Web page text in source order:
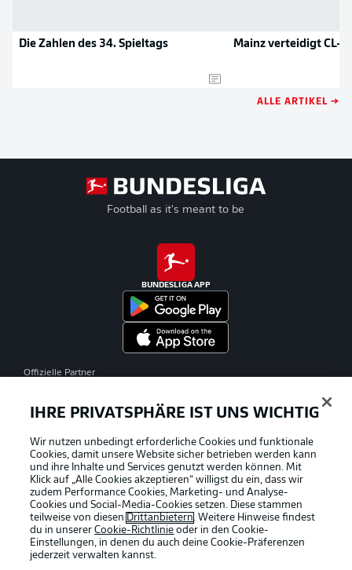
Die Zahlen des 34. Spieltags Mainz verteidigt CL-
ALLE ARTIKEL →
Football as it's meant to be
BUNDESLIGA APP
Offizielle Partner
IHRE PRIVATSPHÄRE IST UNS WICHTIG
Wir nutzen unbedingt erforderliche Cookies und funktionale
Cookies, damit unsere Website sicher betrieben werden kann
und ihre Inhalte und Services genutzt werden können. Mit
Klick auf „Alle Cookies akzeptieren“ willigst du ein, dass wir
zudem Performance Cookies, Marketing- und Analyse-
Cookies und Social-Media-Cookies setzen. Diese stammen
teilweise von diesen Drittanbietern. Weitere Hinweise findest
du in unsererCookie-Richtlinie oder in den Cookie-
Einstellungen, in denen du auch deine Cookie-Präferenzen
jederzeit verwalten kannst.